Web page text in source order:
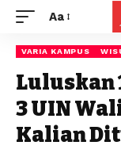
Aa
VARIA KAMPUS
Luluskan
3 UIN
Kalian